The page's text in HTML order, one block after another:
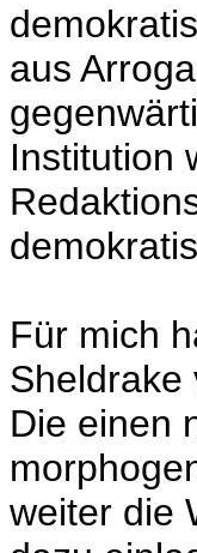
aus
Institution
Für mich
Sheldrake
Die einen
weiter die